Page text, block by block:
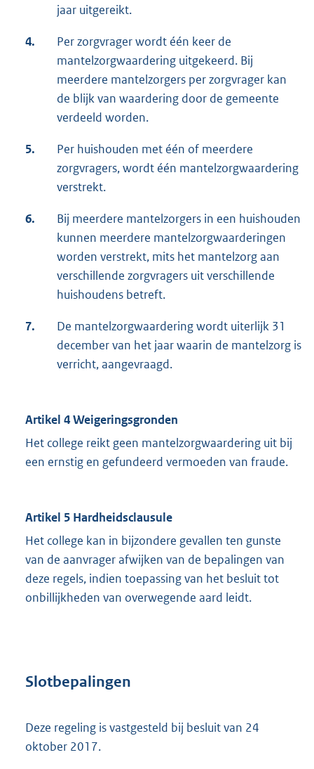
jaar uitgereikt.
4.
Per zorgvrager wordt één keer de
mantelzorgwaardering uitgekeerd. Bij
meerdere mantelzorgers per zorgvrager kan
de blijk van waardering door de gemeente
verdeeld worden.
5.
Per huishouden met één of meerdere
zorgvragers, wordt één mantelzorgwaardering
verstrekt.
6.
Bij meerdere mantelzorgers in een huishouden
kunnen meerdere mantelzorgwaarderingen
worden verstrekt, mits het mantelzorg aan
verschillende zorgvragers uit verschillende
huishoudens betreft.
7.
De mantelzorgwaardering wordt uiterlijk 31
december van het jaar waarin de mantelzorg is
verricht, aangevraagd.
Artikel 4 Weigeringsgronden
Het college reikt geen mantelzorgwaardering uit bij
een ernstig en gefundeerd vermoeden van fraude.
Artikel 5 Hardheidsclausule
Het college kan in bijzondere gevallen ten gunste
van de aanvrager afwijken van de bepalingen van
deze regels, indien toepassing van het besluit tot
onbillijkheden van overwegende aard leidt.
Slotbepalingen
Deze regeling is vastgesteld bij besluit van 24
oktober 2017.